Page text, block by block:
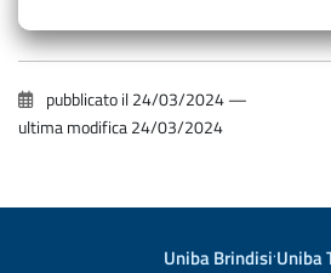
pubblicato il24/03/2024—
ultima modifica24/03/2024
Uniba Brindisi·Uniba